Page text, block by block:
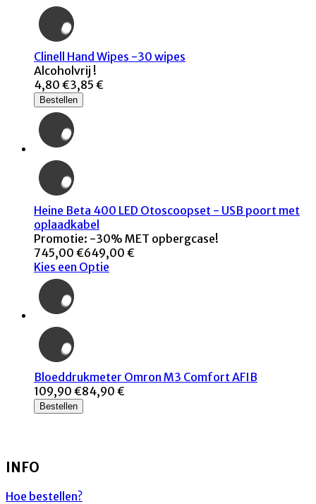
Clinell Hand Wipes -30 wipes
Alcoholvrij !
4,80 €3,85 €
Bestellen
Heine Beta 400 LED Otoscoopset - USB poort met
oplaadkabel
Promotie: -30% MET opbergcase!
745,00 €649,00 €
Kies een Optie
Bloeddrukmeter Omron M3 Comfort AFIB
109,90 €84,90 €
Bestellen
INFO
Hoe bestellen?